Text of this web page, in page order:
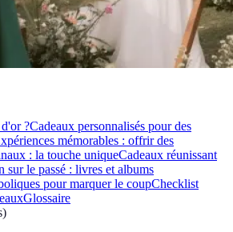
?Cadeaux personnalisés pour des
mémorables : offrir des
: la touche uniqueCadeaux réunissant
sur le passé : livres et albums
pour marquer le coupChecklist
Glossaire
)